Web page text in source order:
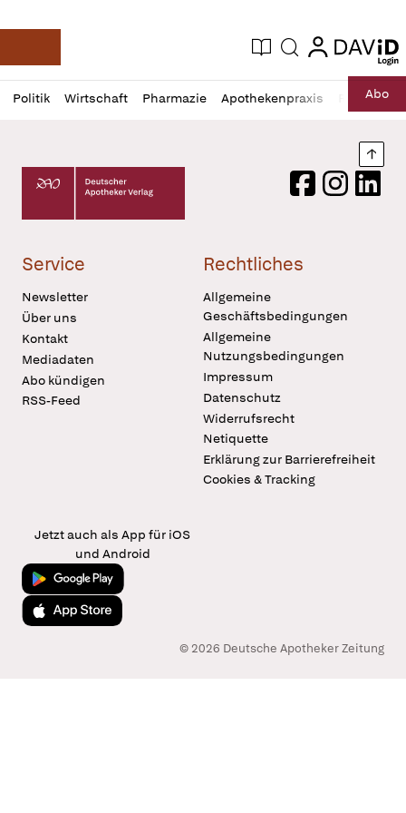
Deutsche Apotheker Zeitung
Aktuelle Ausgabe
Suche login
login
Politik Wirtschaft Pharmazie Apothekenpraxis RechtAbo
Profil
öffnen
Daz
Pur
Deutscher Apotheker Verlag Logo
FacebookInstagram
Service
Newsletter
Über uns
Kontakt
Mediadaten
Abo kündigen
RSS-Feed
Rechtliches
Allgemeine
Geschäftsbedingungen
Allgemeine
Nutzungsbedingungen
Impressum
Datenschutz
Widerrufsrecht
Netiquette
Erklärung zur Barrierefreiheit
Cookies & Tracking
Jetzt auch als App für iOS
und Android
Jetzt bei Google Play
Laden im App Store
© 2026 Deutsche Apotheker Zeitung